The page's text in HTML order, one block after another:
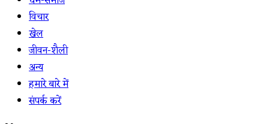
विचार
खेल
जीवन-शैली
अन्य
हमारे बारे में
संपर्क करें